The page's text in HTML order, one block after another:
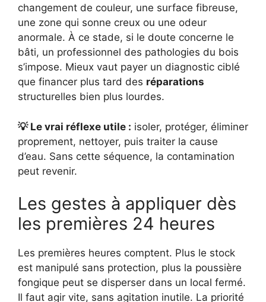
changement de couleur, une surface fibreuse,
une zone qui sonne creux ou une odeur
anormale. À ce stade, si le doute concerne le
bâti, un professionnel des pathologies du bois
s’impose. Mieux vaut payer un diagnostic ciblé
que financer plus tard des réparations
structurelles bien plus lourdes.
💡 Le vrai réflexe utile : isoler, protéger, éliminer
proprement, nettoyer, puis traiter la cause
d’eau. Sans cette séquence, la contamination
peut revenir.
Les gestes à appliquer dès
les premières 24 heures
Les premières heures comptent. Plus le stock
est manipulé sans protection, plus la poussière
fongique peut se disperser dans un local fermé.
Il faut agir vite, sans agitation inutile. La priorité